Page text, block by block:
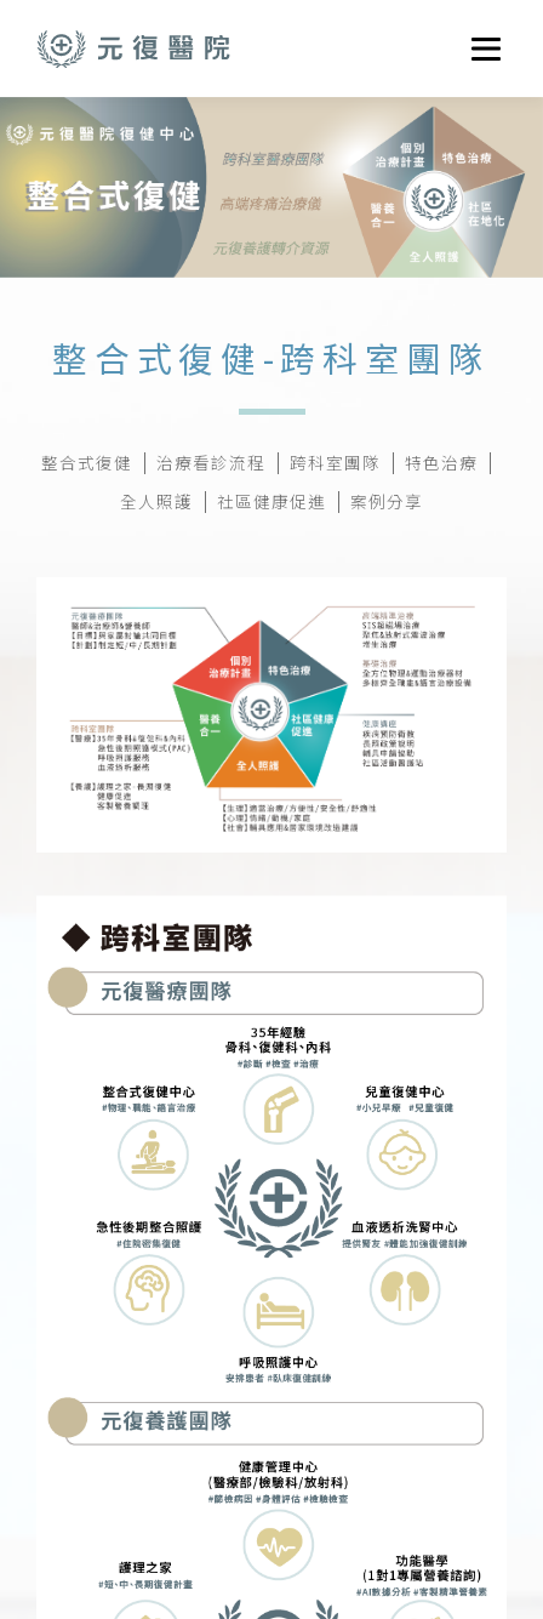
選單
關於元復
就醫指南
醫療養護服務
元復醫養體系
整合式復健-跨科室團隊
整合式復健 治療看診流程 跨科室團隊
特色治療
全人照護
社區健康促進 案例分享